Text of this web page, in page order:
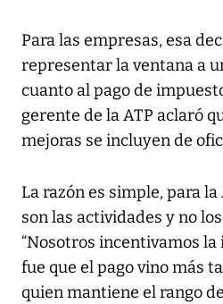
Para las empresas, esa
representar la ventana a
cuanto al pago de
gerente de la ATP aclaró
mejoras se incluyen de
La razón es simple, para
son las actividades y no
“Nosotros incentivamos
fue que el pago vino más
quien mantiene el rango